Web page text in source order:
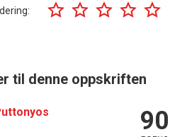
til denne oppskriften
90